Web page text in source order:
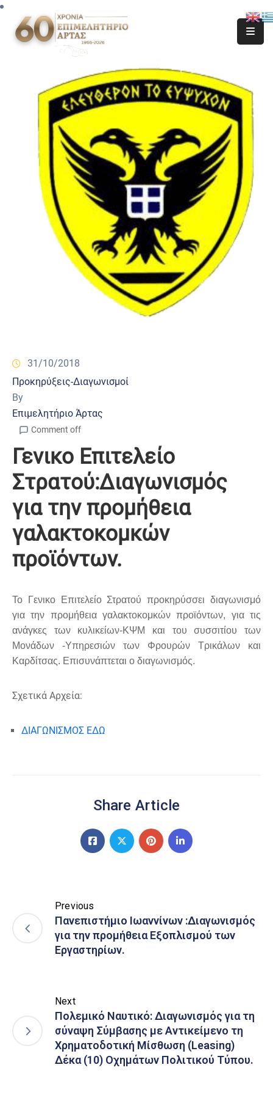
31/10/2018
Προκηρύξεις-Διαγωνισμοί
By
Επιμελητήριο Άρτας
Comment off
Γενικο Επιτελείο
Στρατού:Διαγωνισμός
για την προμήθεια
γαλακτοκομκών
προϊόντων.
Το Γενικο Επιτελείο Στρατού προκηρύσσει διαγωνισμό
για την προμήθεια γαλακτοκομκών προϊόντων, για τις
ανάγκες των κυλικείων-ΚΨΜ και του συσσιτίου των
Μονάδων -Υπηρεσιών των Φρουρών Τρικάλων και
Καρδίτσας. Επισυνάπτεται ο διαγωνισμός.
Σχετικά Αρχεία:
ΔΙΑΓΩΝΙΣΜΟΣ ΕΔΩ
Share Article
Previous
Πανεπιστήμιο Ιωαννίνων :Διαγωνισμός
για την προμήθεια Εξοπλισμού των
Εργαστηρίων.
Next
Πολεμικό Ναυτικό: Διαγωνισμός για τη
σύναψη Σύμβασης με Αντικείμενο τη
Χρηματοδοτική Μίσθωση (Leasing)
Δέκα (10) Οχημάτων Πολιτικού Τύπου.